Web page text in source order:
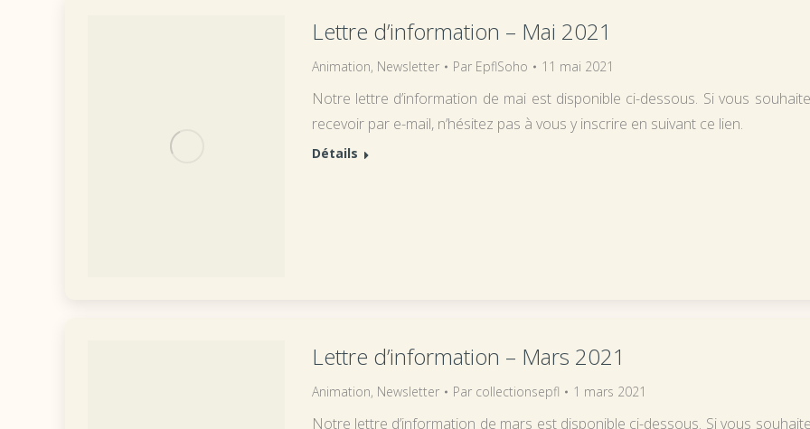
Lettre d’information – Mai 2021
Animation, Newsletter Par EpflSoho 11 mai 2021
Notre lettre d’information de mai est disponible ci-dessous. Si vous
recevoir par e-mail, n’hésitez pas à vous y inscrire en suivant ce lien.
Détails
Lettre d’information – Mars 2021
Animation, Newsletter Par collectionsepfl 1 mars 2021
Notre lettre d’information de mars est disponible ci-dessous. Si vous